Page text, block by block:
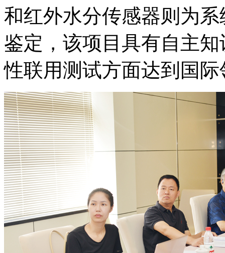
和红外水分传感器则为
鉴定，该项目具有自主
性联用测试方面达到国